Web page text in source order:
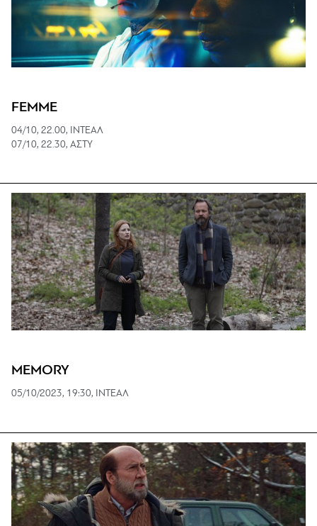
FEMME
04/10, 22.00, ΙΝΤΕΑΛ
07/10, 22.30, ΑΣΤΥ
MEMORY
05/10/2023, 19:30, ΙΝΤΕΑΛ